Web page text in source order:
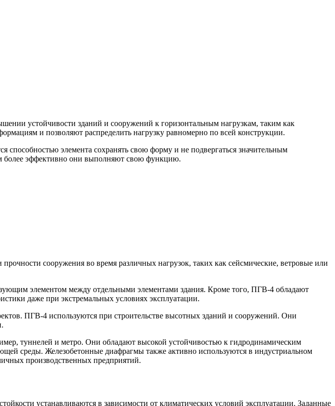
устойчивости зданий и сооружений к горизонтальным нагрузкам, таким как
и позволяют распределить нагрузку равномерно по всей конструкции.
способностью элемента сохранять свою форму и не подвергаться значительным
более эффективно они выполняют свою функцию.
сооружения во время различных нагрузок, таких как сейсмические, ветровые или
элементом между отдельными элементами здания. Кроме того, ПГВ-4 обладают
даже при экстремальных условиях эксплуатации.
ПГВ-4 используются при строительстве высотных зданий и сооружений. Они
туннелей и метро. Они обладают высокой устойчивостью к гидродинамическим
среды. Железобетонные диафрагмы также активно используются в индустриальном
производственных предприятий.
устанавливаются в зависимости от климатических условий эксплуатации. Заданные